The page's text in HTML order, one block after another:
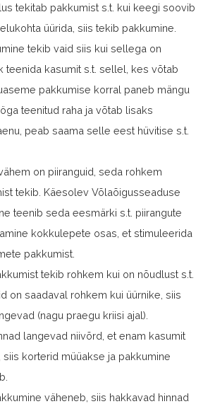
tekitab pakkumist s.t. kui keegi soovib
üürida, siis tekib pakkumine.
tekib vaid siis kui sellega on
teenida kasumit s.t. sellel, kes võtab
pakkumise korral paneb mängu
teenitud raha ja võtab lisaks
peab saama selle eest hüvitise s.t.
on piiranguid, seda rohkem
tekib. Käesolev Võlaõigusseaduse
teenib seda eesmärki s.t. piirangute
kokkulepete osas, et stimuleerida
pakkumist.
tekib rohkem kui on nõudlust s.t.
on saadaval rohkem kui üürnike, siis
(nagu praegu kriisi ajal).
langevad niivõrd, et enam kasumit
siis korterid müüakse ja pakkumine
väheneb, siis hakkavad hinnad